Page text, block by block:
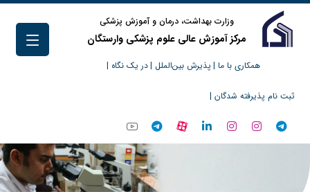
وزارت بهداشت، درمان و آموزش پزشکی
مرکز آموزش عالی علوم پزشکی وارستگان
همکاری با ما | پذیرش بین‌الملل |در یک نگاه |
ثبت نام پذیرفته شدگان |